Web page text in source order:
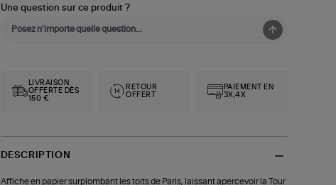
Une question sur ce produit ?
LIVRAISON
OFFERTE DÈS
150 €
RETOUR
OFFERT
PAIEMENT EN
3X,4X
DESCRIPTION
Affiche en papier surplombant les toits de Paris, laissant apercevoir la Tour